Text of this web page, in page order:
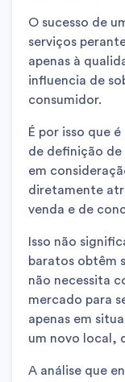
O sucesso de
serviços
apenas à
influencia de
consumidor.
É por isso que
de definição de
em
diretamente
venda e de
Isso não
baratos obtêm
não necessita
mercado para
apenas em
um novo local,
A análise que